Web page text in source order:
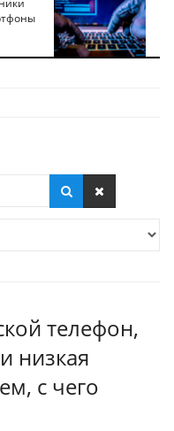
телефон,
низкая
с чего